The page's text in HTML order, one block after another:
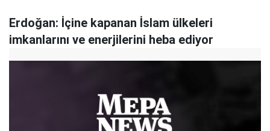
Erdoğan: İçine kapanan İslam ülkeleri
imkanlarını ve enerjilerini heba ediyor